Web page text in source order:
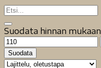
Suodata hinnan mukaan
Minimihinta
Suodata